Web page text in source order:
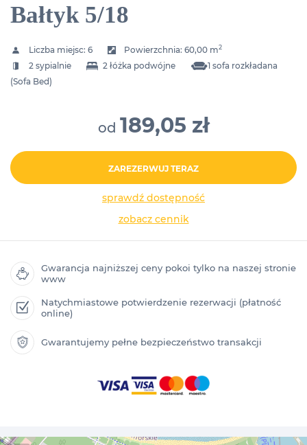
Bałtyk 5/18
Liczba miejsc: 6 Powierzchnia:60,00 m2
2 sypialnie 2 łóżka podwójne
1 sofa rozkładana
(Sofa Bed)
od 189,05 zł
ZAREZERWUJ TERAZ
sprawdź dostępność
zobacz cennik
Gwarancja najniższej ceny pokoi tylko na naszej stronie
www
Natychmiastowe potwierdzenie rezerwacji (płatność
online)
Gwarantujemy pełne bezpieczeństwo transakcji